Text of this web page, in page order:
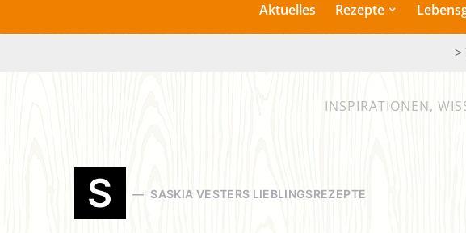
Aktuelles Rezepte
>
INSPIRATIONEN,
S SASKIA VESTERS LIEBLINGSREZEPTE